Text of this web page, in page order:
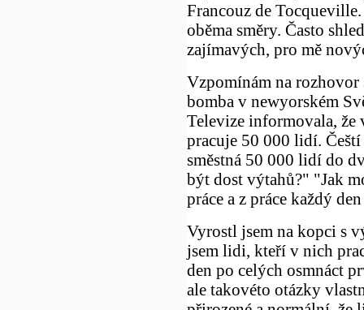
Francouz de
oběma směry. Často
zajímavých, pro mě
Vzpomínám na
bomba v newyorském
Televize informovala, že
pracuje 50 000 lidí.
směstná 50 000 lidí do
být dost výtahů?" "Jak
práce a z práce každý
Vyrostl jsem na kopci s
jsem lidi, kteří v nich
den po celých osmnáct
ale takovéto otázky